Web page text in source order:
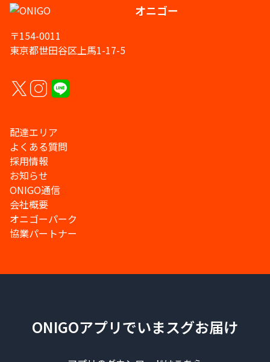
オニゴー
〒154-0011
東京都世田谷区上馬1-17-5
配達エリア
よくある質問
採用情報
お知らせ
ONIGO通信
会社概要
オニゴーパーク
協業パートナー
ONIGOアプリでいまスグお届け